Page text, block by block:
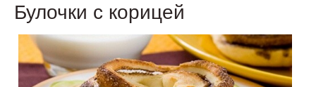
Булочки с корицей